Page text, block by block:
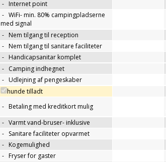
- Internet point
- WiFi- min. 80% campingpladserne
med signal
- Nem tilgang til reception
- Nem tilgang til sanitare faciliteter
- Handicapsanitar komplet
- Camping indhegnet
- Udlejning af pengeskaber
hunde tilladt
- Betaling med kreditkort mulig
- Varmt vand-bruser- inklusive
- Sanitare faciliteter opvarmet
- Kogemulighed
- Fryser for gaster